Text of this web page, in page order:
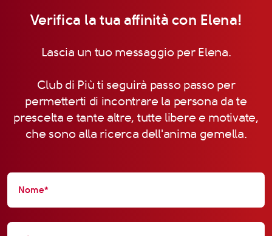
Verifica la tua affinità con Elena!
Lascia un tuo messaggio per Elena.
Club di Più ti seguirà passo passo per
permetterti di incontrare la persona da te
prescelta e tante altre, tutte libere e motivate,
che sono alla ricerca dell'anima gemella.